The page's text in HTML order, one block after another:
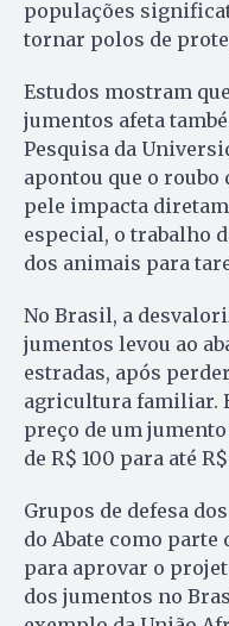
populações
tornar polos de
Estudos mostram
jumentos afeta
Pesquisa da
apontou que o
pele impacta
especial, o trabalho
dos animais para
No Brasil, a
jumentos levou ao
estradas, após
agricultura familiar.
preço de um
de R$ 100 para até
Grupos de defesa
do Abate como
para aprovar o
dos jumentos no